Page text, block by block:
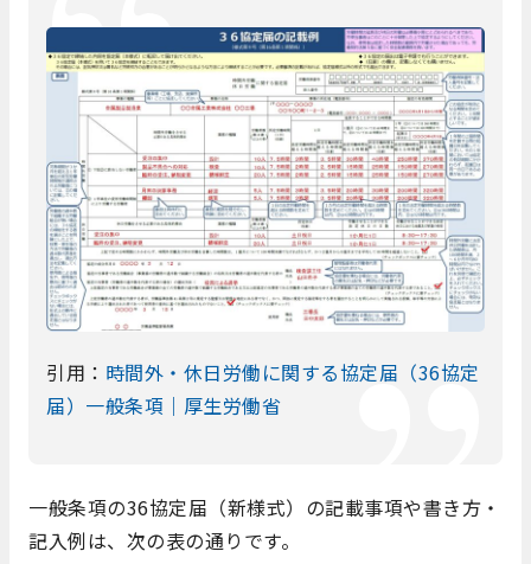
引用： 時間外・休日労働に関する協定届（36協定
届）一般条項｜厚生労働省
一般条項の36協定届（新様式）の記載事項や書き方・
記入例は、次の表の通りです。